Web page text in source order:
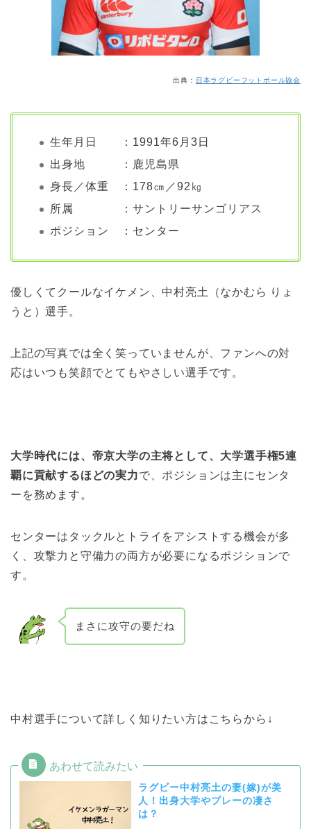
出典： 日本ラグビーフットボール協会
生年月日 ：1991年6月3日
出身地 ：鹿児島県
身長／体重 ：178㎝／92㎏
所属 ：サントリーサンゴリアス
ポジション ：センター
優しくてクールなイケメン、中村亮土（なかむら りょ
うと）選手。
上記の写真では全く笑っていませんが、ファンへの対
応はいつも笑顔でとてもやさしい選手です。
大学時代には、帝京大学の主将として、大学選手権5連
覇に貢献するほどの実力で、 ポジションは主にセンタ
ーを務めます。
センターはタックルとトライをアシストする機会が多
く、攻撃力と守備力の両方が必要になるポジションで
す。
まさに攻守の要だね
中村選手について詳しく知りたい方はこちらから↓
ラグビー中村亮土の妻(嫁)が美
人！出身大学やプレーの凄さ
は？